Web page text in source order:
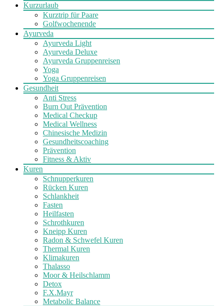
Kurzurlaub
Kurztrip für Paare
Golfwochenende
Ayurveda
Ayurveda Light
Ayurveda Deluxe
Ayurveda Gruppenreisen
Yoga
Yoga Gruppenreisen
Gesundheit
Anti Stress
Burn Out Prävention
Medical Checkup
Medical Wellness
Chinesische Medizin
Gesundheitscoaching
Prävention
Fitness & Aktiv
Kuren
Schnupperkuren
Rücken Kuren
Schlankheit
Fasten
Heilfasten
Schrothkuren
Kneipp Kuren
Radon & Schwefel Kuren
Thermal Kuren
Klimakuren
Thalasso
Moor & Heilschlamm
Detox
F.X.Mayr
Metabolic Balance